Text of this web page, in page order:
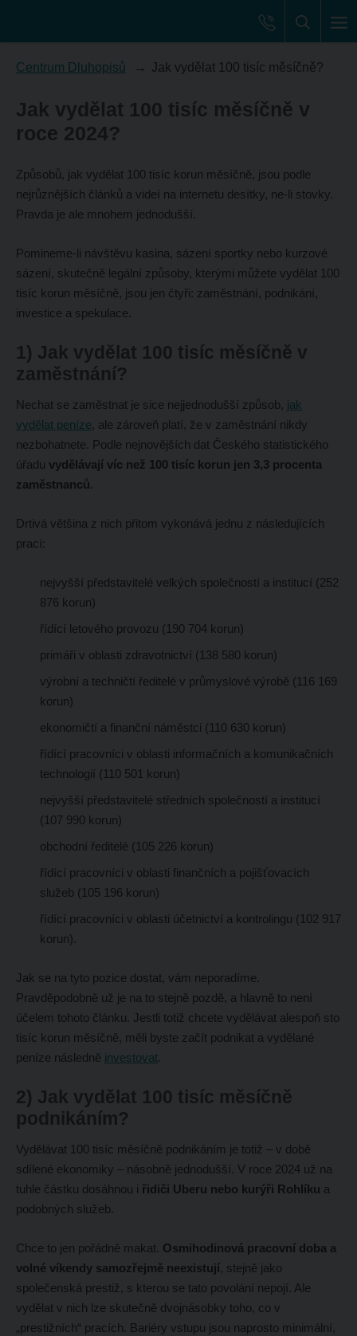
Centrum Dluhopisů Jak vydělat 100 tisíc měsíčně?
Jak vydělat 100 tisíc měsíčně v
roce 2024?
Způsobů, jak vydělat 100 tisíc korun měsíčně, jsou podle
nejrůznějších článků a videí na internetu desítky, ne-li stovky.
Pravda je ale mnohem jednodušší.
Pomineme-li návštěvu kasina, sázení sportky nebo kurzové
sázení, skutečně legální způsoby, kterými můžete vydělat 100
tisíc korun měsíčně, jsou jen čtyři: zaměstnání, podnikání,
investice a spekulace.
1) Jak vydělat 100 tisíc měsíčně v
zaměstnání?
Nechat se zaměstnat je sice nejjednodušší způsob, jak
vydělat peníze, ale zároveň platí, že v zaměstnání nikdy
nezbohatnete. Podle nejnovějších dat Českého statistického
úřadu vydělávají víc než 100 tisíc korun jen 3,3 procenta
zaměstnanců.
Drtivá většina z nich přitom vykonává jednu z následujících
prací:
nejvyšší představitelé velkých společností a institucí (252
876 korun)
řídící letového provozu (190 704 korun)
primáři v oblasti zdravotnictví (138 580 korun)
výrobní a techničtí ředitelé v průmyslové výrobě (116 169
korun)
ekonomičtí a finanční náměstci (110 630 korun)
řídící pracovníci v oblasti informačních a komunikačních
technologií (110 501 korun)
nejvyšší představitelé středních společností a institucí
(107 990 korun)
obchodní ředitelé (105 226 korun)
řídící pracovníci v oblasti finančních a pojišťovacích
služeb (105 196 korun)
řídící pracovníci v oblasti účetnictví a kontrolingu (102 917
korun).
Jak se na tyto pozice dostat, vám neporadíme.
Pravděpodobně už je na to stejně pozdě, a hlavně to není
účelem tohoto článku. Jestli totiž chcete vydělávat alespoň sto
tisíc korun měsíčně, měli byste začít podnikat a vydělané
peníze následně investovat.
2) Jak vydělat 100 tisíc měsíčně
podnikáním?
Vydělávat 100 tisíc měsíčně podnikáním je totiž – v době
sdílené ekonomiky – násobně jednodušší. V roce 2024 už na
tuhle částku dosáhnou i řidiči Uberu nebo kurýři Rohlíku a
podobných služeb.
Chce to jen pořádně makat. Osmihodinová pracovní doba a
volné víkendy samozřejmě neexistují, stejně jako
společenská prestiž, s kterou se tato povolání nepojí. Ale
vydělat v nich lze skutečně dvojnásobky toho, co v
„prestižních“ pracích. Bariéry vstupu jsou naprosto minimální,